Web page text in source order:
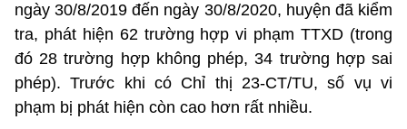
ngày 30/8/2019 đến ngày 30/8/2020, huyện đã kiểm
tra, phát hiện 62 trường hợp vi phạm TTXD (trong
đó 28 trường hợp không phép, 34 trường hợp sai
phép). Trước khi có Chỉ thị 23-CT/TU, số vụ vi
phạm bị phát hiện còn cao hơn rất nhiều.